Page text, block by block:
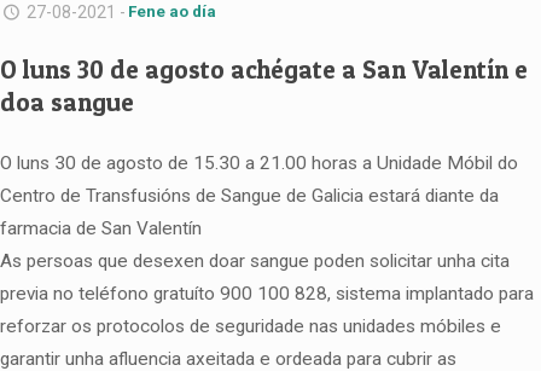
27-08-2021 - Fene ao día
O luns 30 de agosto achégate a San Valentín e
doa sangue
O luns 30 de agosto de 15.30 a 21.00 horas a Unidade Móbil do
Centro de Transfusións de Sangue de Galicia estará diante da
farmacia de San Valentín
As persoas que desexen doar sangue poden solicitar unha cita
previa no teléfono gratuíto 900 100 828, sistema implantado para
reforzar os protocolos de seguridade nas unidades móbiles e
garantir unha afluencia axeitada e ordeada para cubrir as